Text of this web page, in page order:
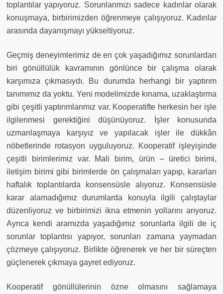
toplantılar yapıyoruz. Sorunlarımızı sadece kadınlar olarak
konuşmaya, birbirimizden öğrenmeye çalışıyoruz. Kadınlar
arasında dayanışmayı yükseltiyoruz.
Geçmiş deneyimlerimiz de en çok yaşadığımız sorunlardan
biri gönüllülük kavramının gönlünce bir çalışma olarak
karşımıza çıkmasıydı. Bu durumda herhangi bir yaptırım
tanımımız da yoktu. Yeni modelimizde kınama, uzaklaştırma
gibi çeşitli yaptırımlarımız var. Kooperatifte herkesin her işle
ilgilenmesi gerektiğini düşünüyoruz. İşler konusunda
uzmanlaşmaya karşıyız ve yapılacak işler ile dükkân
nöbetlerinde rotasyon uyguluyoruz. Kooperatif işleyişinde
çeşitli birimlerimiz var. Mali birim, ürün – üretici birimi,
iletişim birimi gibi birimlerde ön çalışmaları yapıp, kararları
haftalık toplantılarda konsensüsle alıyoruz. Konsensüsle
karar alamadığımız durumlarda konuyla ilgili çalıştaylar
düzenliyoruz ve birbirimizi ikna etmenin yollarını arıyoruz.
Ayrıca kendi aramızda yaşadığımız sorunlarla ilgili de iç
sorunlar toplantısı yapıyor, sorunları zamana yaymadan
çözmeye çalışıyoruz. Birlikte öğrenerek ve her bir süreçten
güçlenerek çıkmaya gayret ediyoruz.
Kooperatif gönüllülerinin özne olmasını sağlamaya